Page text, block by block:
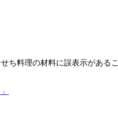
ち料理の材料に誤表示があ